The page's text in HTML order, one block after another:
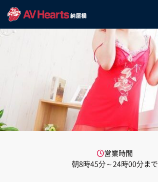
営業時間
朝8時45分～24時00分まで